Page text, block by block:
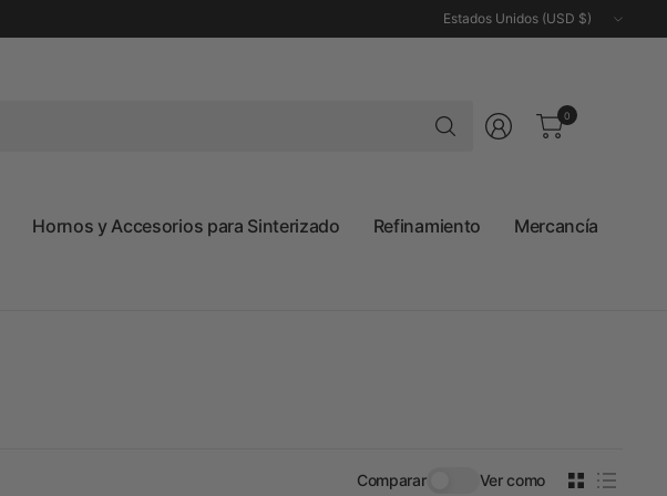
Actualizar
país/región
Buscar
cualquier
0
Hornos y Accesorios para Sinterizado Refinamiento Mercancía
Comparar Ver como